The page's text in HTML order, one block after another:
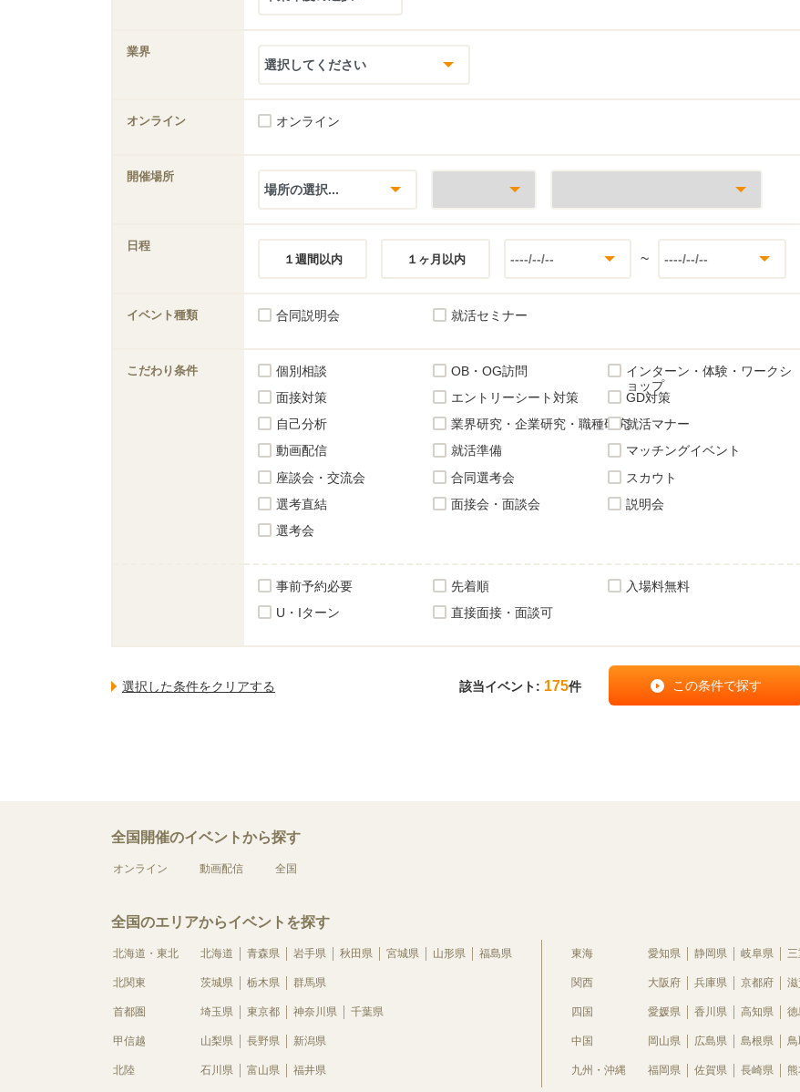
業界
オンライン オンライン
開催場所
日程
１週間以内
１ヶ月以内 ~
イベント種類 合同説明会 就活セミナー
こだわり条件 個別相談 OB・OG訪問
インターン・体験・ワークシ
ョップ
面接対策
エントリーシート対策
GD対策
自己分析
業界研究・企業研究・職種研究就活マナー
動画配信
就活準備
マッチングイベント
座談会・交流会
合同選考会
スカウト
選考直結
面接会・面談会
説明会
選考会
事前予約必要 先着順
入場料無料
U・Iターン
直接面接・面談可
該当イベント: 175件
全国開催のイベントから探す
オンライン 動画配信 全国
全国のエリアからイベントを探す
北海道・東北 北海道 青森県 岩手県 秋田県 宮城県 山形県 福島県
北関東 茨城県 栃木県 群馬県
首都圏 埼玉県 東京都 神奈川県 千葉県
甲信越 山梨県 長野県 新潟県
北陸 石川県 富山県 福井県
東海 愛知県 静岡県 岐阜県
関西 大阪府 兵庫県 京都府
四国 愛媛県 香川県 高知県
中国 岡山県 広島県 島根県
九州・沖縄 福岡県 佐賀県 長崎県